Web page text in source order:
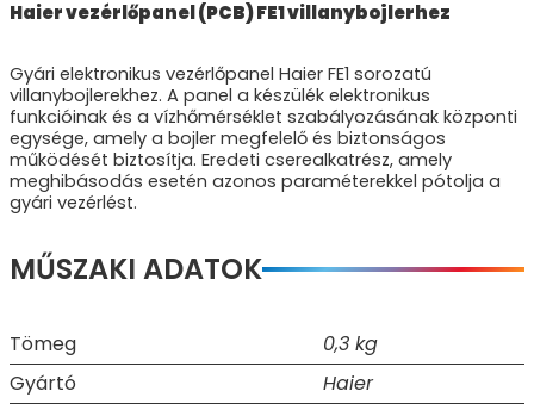
Haier vezérlőpanel (PCB) FE1 villanybojlerhez
Gyári elektronikus vezérlőpanel Haier FE1 sorozatú
villanybojlerekhez. A panel a készülék elektronikus
funkcióinak és a vízhőmérséklet szabályozásának központi
egysége, amely a bojler megfelelő és biztonságos
működését biztosítja. Eredeti cserealkatrész, amely
meghibásodás esetén azonos paraméterekkel pótolja a
gyári vezérlést.
MŰSZAKI ADATOK
Tömeg
0,3 kg
Gyártó
Haier